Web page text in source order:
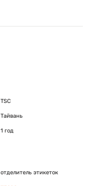
TSC
Тайвань
1 год
отделитель этикеток